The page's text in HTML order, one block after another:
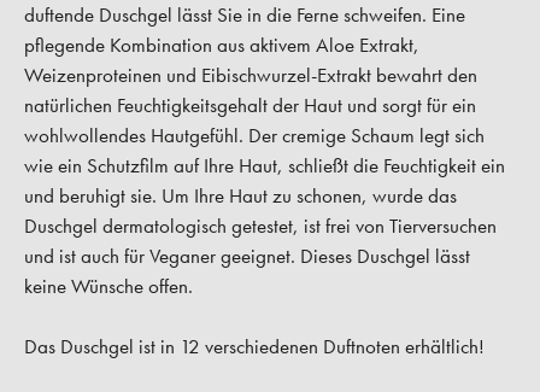
duftende Duschgel lässt Sie in die Ferne schweifen. Eine
pflegende Kombination aus aktivem Aloe Extrakt,
Weizenproteinen und Eibischwurzel-Extrakt bewahrt den
natürlichen Feuchtigkeitsgehalt der Haut und sorgt für ein
wohlwollendes Hautgefühl. Der cremige Schaum legt sich
wie ein Schutzfilm auf Ihre Haut, schließt die Feuchtigkeit ein
und beruhigt sie. Um Ihre Haut zu schonen, wurde das
Duschgel dermatologisch getestet, ist frei von Tierversuchen
und ist auch für Veganer geeignet. Dieses Duschgel lässt
keine Wünsche offen.
Das Duschgel ist in 12 verschiedenen Duftnoten erhältlich!